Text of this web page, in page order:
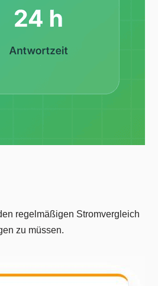
regelmäßigen Stromvergleich
zu müssen.